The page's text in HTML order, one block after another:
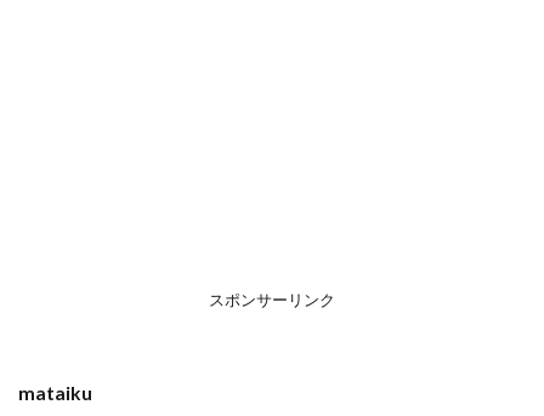
スポンサーリンク
mataiku